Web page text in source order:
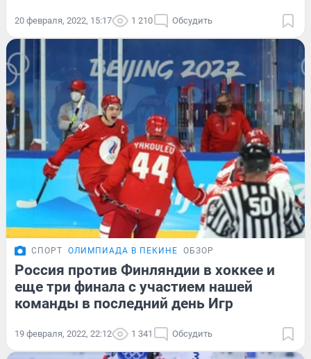
20 февраля, 2022, 15:17 1 210 Обсудить
СПОРТ ОЛИМПИАДА В ПЕКИНЕ ОБЗОР
Россия против Финляндии в хоккее и
еще три финала с участием нашей
команды в последний день Игр
19 февраля, 2022, 22:12 1 341 Обсудить